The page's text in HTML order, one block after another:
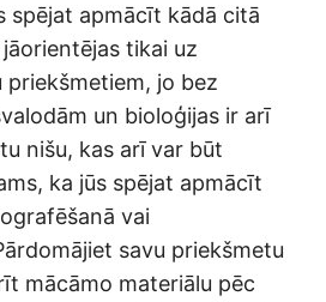
spējat apmācīt kādā citā
tikai uz
priekšmetiem, jo bez
un bioloģijas ir arī
nišu, kas arī var būt
ka jūs spējat apmācīt
vai
savu priekšmetu
mācāmo materiālu pēc